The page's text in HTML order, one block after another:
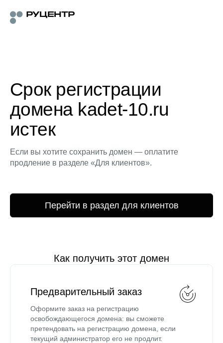
Срок регистрации
домена kadet-10.ru
истек
Если вы хотите сохранить домен — оплатите
продление в разделе «Для клиентов».
Перейти в раздел для клиентов
Как получить этот домен
Предварительный заказ
Оформите заказ на регистрацию
освобождающегося домена: вы сможете
претендовать на регистрацию домена, если
текущий администратор его не продлит.